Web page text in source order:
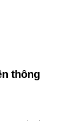
thông